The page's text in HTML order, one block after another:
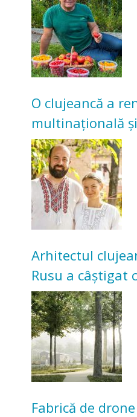
O clujeancă a
multinațională
Acum cultivă
bunicilor
Arhitectul
Rusu a câștigat
transformarea
Universitarilor
Fabrică de